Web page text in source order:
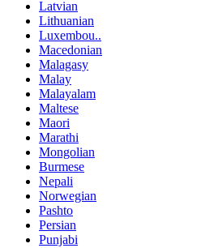
Latvian
Lithuanian
Luxembou..
Macedonian
Malagasy
Malay
Malayalam
Maltese
Maori
Marathi
Mongolian
Burmese
Nepali
Norwegian
Pashto
Persian
Punjabi